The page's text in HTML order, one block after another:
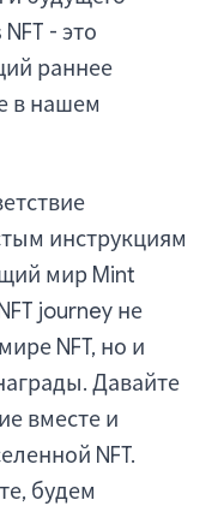
- это
раннее
в нашем
инструкциям
мир Mint
journey не
NFT, но и
Давайте
вместе и
NFT.
будем